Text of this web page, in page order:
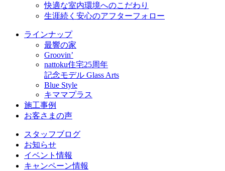
快適な室内環境へのこだわり
生涯続く安心のアフターフォロー
ラインナップ
最響の家
Groovin’
nattoku住宅25周年
記念モデル Glass Arts
Blue Style
キママプラス
施工事例
お客さまの声
スタッフブログ
お知らせ
イベント情報
キャンペーン情報